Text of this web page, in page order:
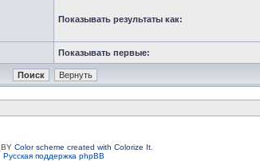
Показывать результаты как:
Показывать первые:
Color scheme created with Colorize It.
Русская поддержка phpBB